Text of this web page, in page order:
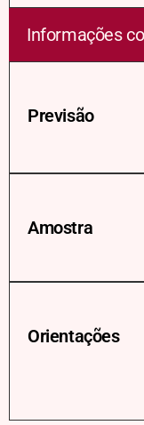
Informações
Previsão
Amostra
Orientações